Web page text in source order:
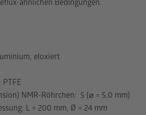
ähnlichen Bedingungen.
eloxiert
NMR-Röhrchen: 5 (⌀ = 5,0 mm)
L = 200 mm, Ø = 24 mm